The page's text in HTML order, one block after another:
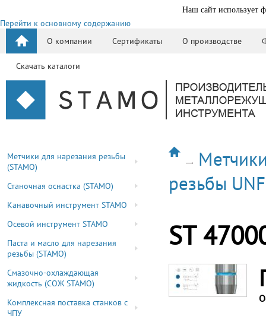
Наш сайт использует
Перейти к основному содержанию
О компании
Сертификаты О производстве
Скачать каталоги
Метчики для нарезания резьбы
(STAMO)
Станочная оснастка (STAMO)
Канавочный инструмент STAMO
Осевой инструмент STAMO
Паста и масло для нарезания
резьбы (STAMO)
Смазочно-охлаждающая
жидкость (СОЖ STAMO)
Комплексная поставка станков с
ЧПУ
резьбы UNF
ST